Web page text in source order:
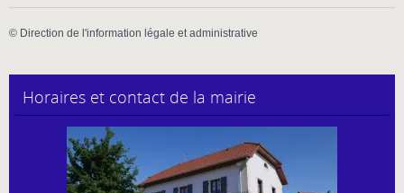
© Direction de l'information légale et administrative
Horaires et contact de la mairie